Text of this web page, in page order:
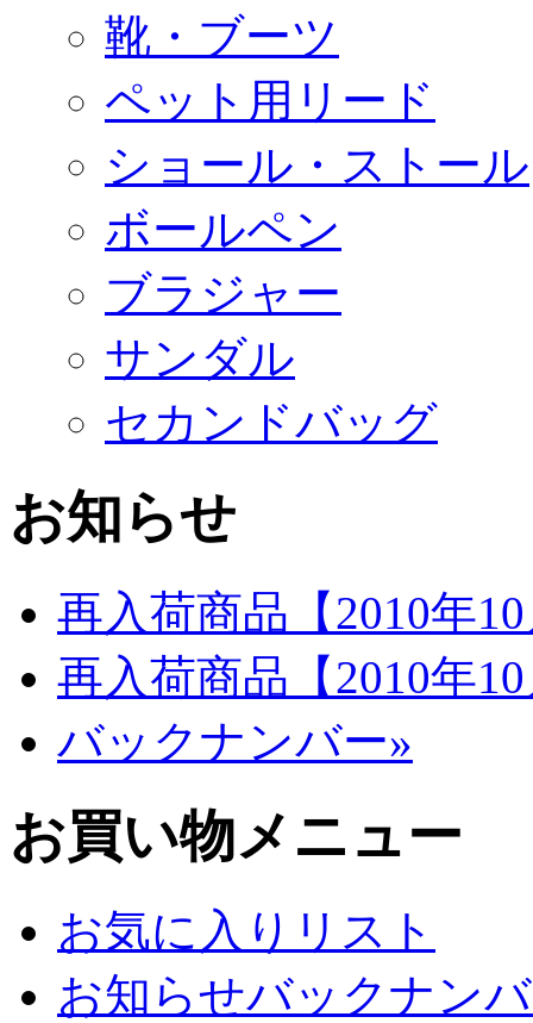
靴・ブーツ
ペット用リード
ショール・ストール
ボールペン
ブラジャー
サンダル
セカンドバッグ
お知らせ
再入荷商品【2010年
再入荷商品【2010年
バックナンバー»
お買い物メニュー
お気に入りリスト
お知らせバックナン